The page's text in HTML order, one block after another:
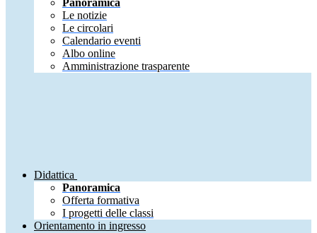
Panoramica
Le notizie
Le circolari
Calendario eventi
Albo online
Amministrazione trasparente
Didattica
Panoramica
Offerta formativa
I progetti delle classi
Orientamento in ingresso